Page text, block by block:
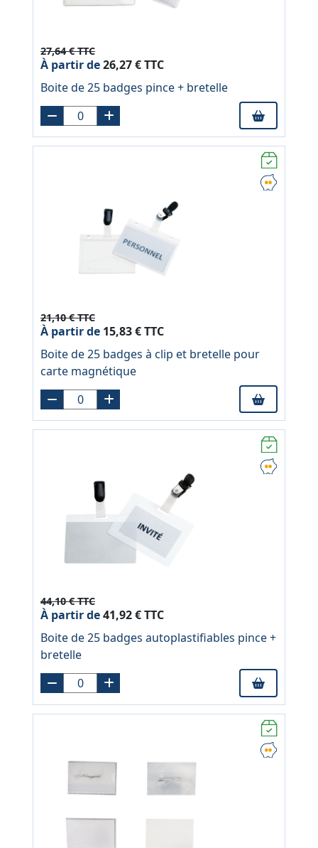
27,64 € TTC
À partir de26,27 € TTC
Boite de 25 badges pince + bretelle
21,10 € TTC
À partir de 15,83 € TTC
Boite de 25 badges à clip et bretelle pour
carte magnétique
44,10 € TTC
À partir de41,92 € TTC
Boite de 25 badges autoplastifiables pince +
bretelle